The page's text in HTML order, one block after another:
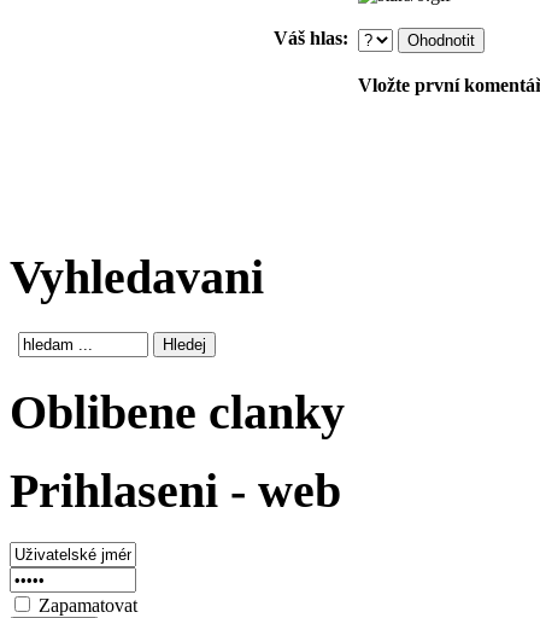
Váš hlas:
Vložte první
Vyhledavani
Oblibene clanky
Prihlaseni - web
Zapamatovat